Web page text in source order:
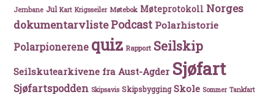
Jernbane Jul Kart Krigsseiler Møtebok Møteprotokoll Norges
dokumentarvlistePodcast Polarhistorie
Polarpionerene quiz Rapport Seilskip
Seilskutearkivene fra Aust-Agder Sjøfart
Sjøfartspodden Skipsavis Skipsbygging Skole Sommer Tankfart